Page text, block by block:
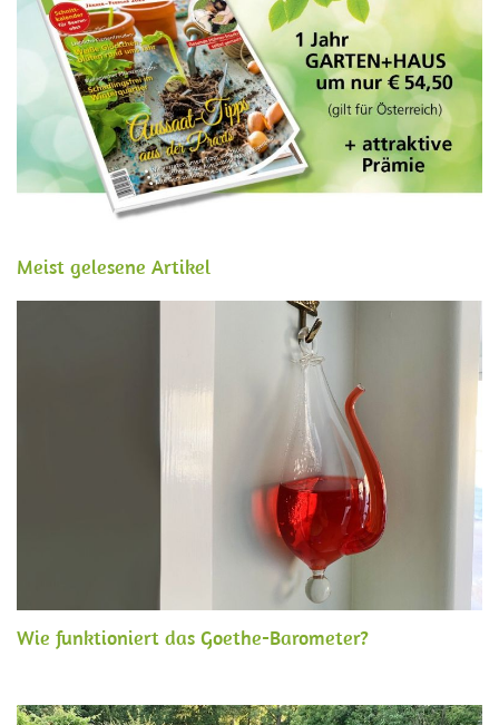
Meist gelesene Artikel
Wie funktioniert das Goethe-Barometer?